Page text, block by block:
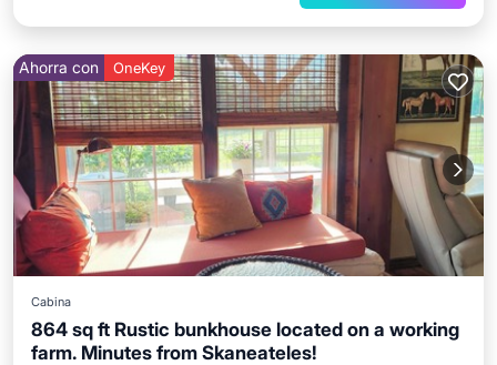
Ahorra con OneKey
Cabina
864 sq ft Rustic bunkhouse located on a working
farm. Minutes from Skaneateles!